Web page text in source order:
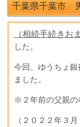
千葉県千葉市
（相続手続きお
した。
今回、ゆうちょ
ました。
※２年前の父親の
（２０２２年３月